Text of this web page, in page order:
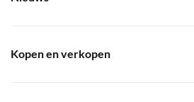
Kopen en verkopen